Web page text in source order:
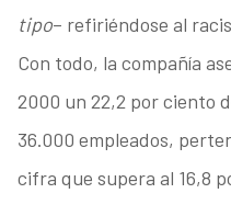
tipo– refiriéndose al
Con todo, la compañía
2000 un 22,2 por ciento
36.000 empleados,
cifra que supera al 16,8